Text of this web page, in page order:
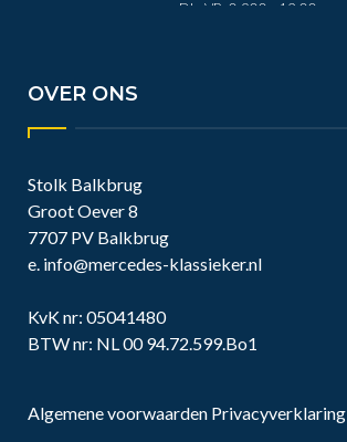
DI - VR: 0.900 - 12.00
OVER ONS
Stolk Balkbrug
Groot Oever 8
7707 PV Balkbrug
e. info@mercedes-klassieker.nl
KvK nr: 05041480
BTW nr: NL 00 94.72.599.Bo1
Algemene voorwaarden Privacyverklaring